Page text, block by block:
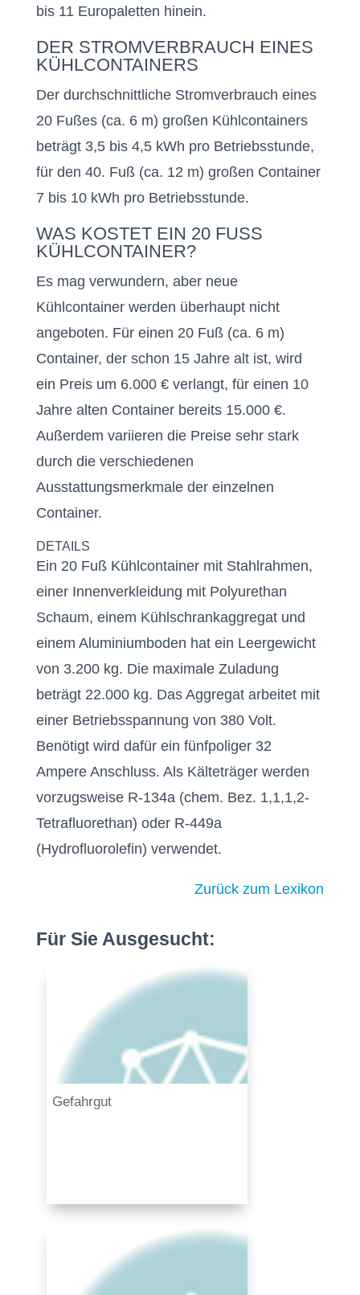
bis 11 Europaletten hinein.
DER STROMVERBRAUCH EINES
KÜHLCONTAINERS
Der durchschnittliche Stromverbrauch eines
20 Fußes (ca. 6 m) großen Kühlcontainers
beträgt 3,5 bis 4,5 kWh pro Betriebsstunde,
für den 40. Fuß (ca. 12 m) großen Container
7 bis 10 kWh pro Betriebsstunde.
WAS KOSTET EIN 20 FUSS K
ÜHLCONTAINER?
Es mag verwundern, aber neue
Kühlcontainer werden überhaupt nicht
angeboten. Für einen 20 Fuß (ca. 6 m)
Container, der schon 15 Jahre alt ist, wird
ein Preis um 6.000 € verlangt, für einen 10
Jahre alten Container bereits 15.000 €.
Außerdem variieren die Preise sehr stark
durch die verschiedenen
Ausstattungsmerkmale der einzelnen
Container.
DETAILS
Ein 20 Fuß Kühlcontainer mit Stahlrahmen,
einer Innenverkleidung mit Polyurethan
Schaum, einem Kühlschrankaggregat und
einem Aluminiumboden hat ein Leergewicht
von 3.200 kg. Die maximale Zuladung
beträgt 22.000 kg. Das Aggregat arbeitet mit
einer Betriebsspannung von 380 Volt.
Benötigt wird dafür ein fünfpoliger 32
Ampere Anschluss. Als Kälteträger werden
vorzugsweise R-134a (chem. Bez. 1,1,1,2-
Tetrafluorethan) oder R-449a
(Hydrofluorolefin) verwendet.
Zurück zum Lexikon
Für Sie Ausgesucht:
Gefahrgut